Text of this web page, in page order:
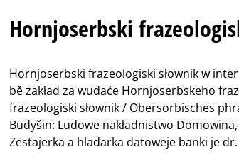
Hornjoserbski
Hornjoserbski frazeologiski słownik w
bě zakład za wudaće Hornjoserbskeho
frazeologiski słownik / Obersorbisches
Budyšin: Ludowe nakładnistwo Domowina,
Zestajerka a hladarka datoweje banki je